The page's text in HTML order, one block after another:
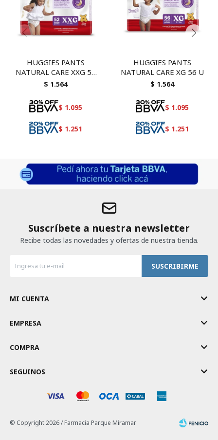
HUGGIES PANTS
NATURAL CARE XXG 52
U
$ 1.564
$ 1.095
$ 1.251
HUGGIES PANTS
NATURAL CARE XG 56 U
$ 1.564
$ 1.095
$ 1.251
Suscríbete a nuestra newsletter
Recibe todas las novedades y ofertas de nuestra tienda.
SUSCRIBIRME
MI CUENTA
EMPRESA
COMPRA
SEGUINOS
© Copyright 2026 / Farmacia Parque Miramar